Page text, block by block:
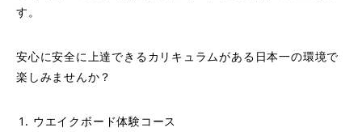
す。
​​安心に安全に上達できるカリキュラムがある日本一の環境で
楽しみませんか？
ウエイクボード体験コース